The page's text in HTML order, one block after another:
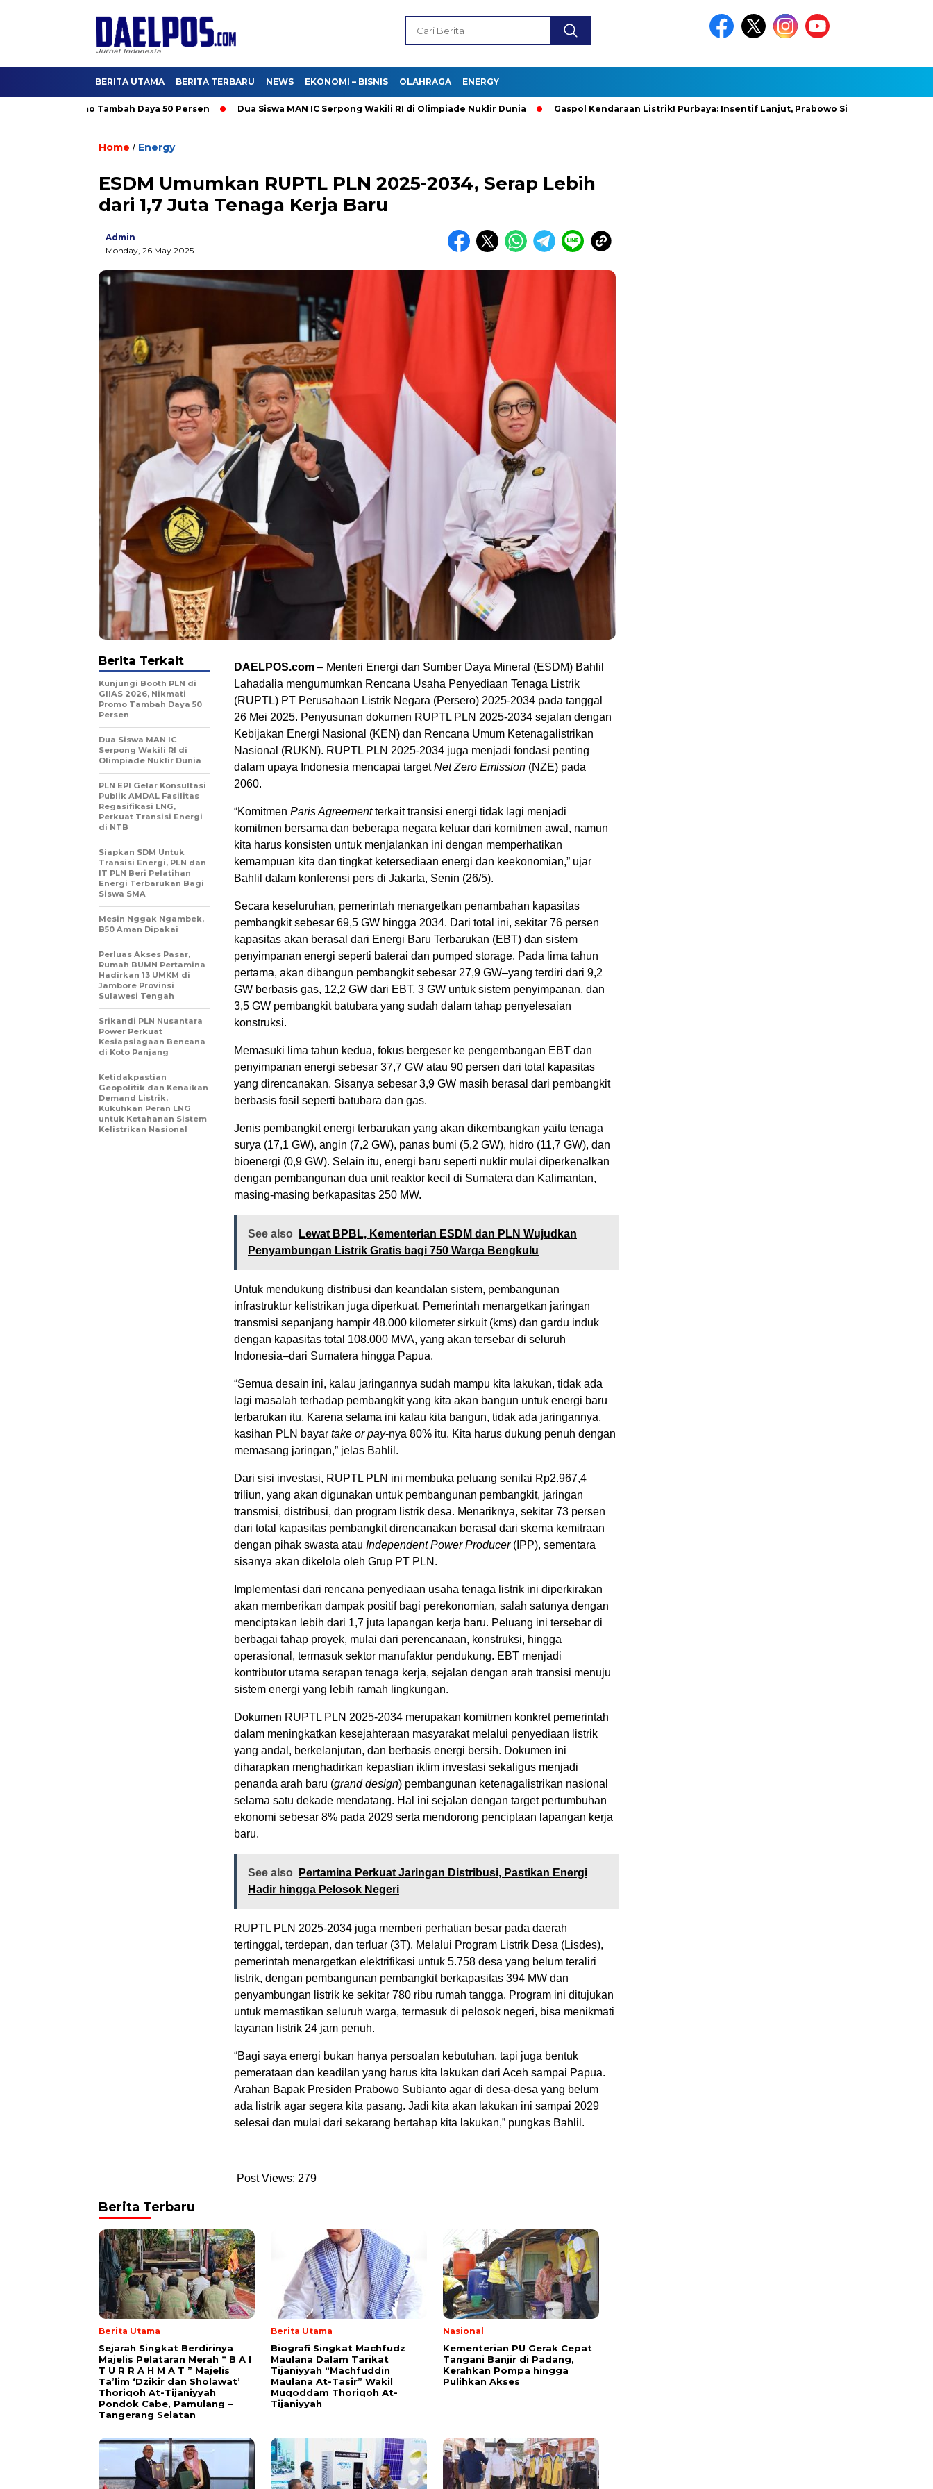
BERITA UTAMA BERITA TERBARU NEWS EKONOMI – BISNIS OLAHRAGA ENERGY
Promo Tambah Daya 50 Persen Dua Siswa MAN IC Serpong Wakili RI di Olimpiade Nuklir Dunia Gaspol Kendaraan Listrik! Purbaya: Insentif Lanjut, Prabowo Siapkan Stimulus Baru
Home / Energy
ESDM Umumkan RUPTL PLN 2025-2034, Serap Lebih
dari 1,7 Juta Tenaga Kerja Baru
Admin
Monday, 26 May 2025
DAELPOS.com – Menteri Energi dan Sumber Daya Mineral (ESDM) Bahlil
Lahadalia mengumumkan Rencana Usaha Penyediaan Tenaga Listrik
(RUPTL) PT Perusahaan Listrik Negara (Persero) 2025-2034 pada tanggal
26 Mei 2025. Penyusunan dokumen RUPTL PLN 2025-2034 sejalan dengan
Kebijakan Energi Nasional (KEN) dan Rencana Umum Ketenagalistrikan
Nasional (RUKN). RUPTL PLN 2025-2034 juga menjadi fondasi penting
dalam upaya Indonesia mencapai targetNet Zero Emission (NZE) pada
2060.
“Komitmen Paris Agreementterkait transisi energi tidak lagi menjadi
komitmen bersama dan beberapa negara keluar dari komitmen awal, namun
kita harus konsisten untuk menjalankan ini dengan memperhatikan
kemampuan kita dan tingkat ketersediaan energi dan keekonomian,” ujar
Bahlil dalam konferensi pers di Jakarta, Senin (26/5).
Secara keseluruhan, pemerintah menargetkan penambahan kapasitas
pembangkit sebesar 69,5 GW hingga 2034. Dari total ini, sekitar 76 persen
kapasitas akan berasal dari Energi Baru Terbarukan (EBT) dan sistem
penyimpanan energi seperti baterai dan pumped storage. Pada lima tahun
pertama, akan dibangun pembangkit sebesar 27,9 GW–yang terdiri dari 9,2
GW berbasis gas, 12,2 GW dari EBT, 3 GW untuk sistem penyimpanan, dan
3,5 GW pembangkit batubara yang sudah dalam tahap penyelesaian
konstruksi.
Memasuki lima tahun kedua, fokus bergeser ke pengembangan EBT dan
penyimpanan energi sebesar 37,7 GW atau 90 persen dari total kapasitas
yang direncanakan. Sisanya sebesar 3,9 GW masih berasal dari pembangkit
berbasis fosil seperti batubara dan gas.
Jenis pembangkit energi terbarukan yang akan dikembangkan yaitu tenaga
surya (17,1 GW), angin (7,2 GW), panas bumi (5,2 GW), hidro (11,7 GW), dan
bioenergi (0,9 GW). Selain itu, energi baru seperti nuklir mulai diperkenalkan
dengan pembangunan dua unit reaktor kecil di Sumatera dan Kalimantan,
masing-masing berkapasitas 250 MW.
See also
Lewat BPBL, Kementerian ESDM dan PLN Wujudkan
Penyambungan Listrik Gratis bagi 750 Warga Bengkulu
Untuk mendukung distribusi dan keandalan sistem, pembangunan
infrastruktur kelistrikan juga diperkuat. Pemerintah menargetkan jaringan
transmisi sepanjang hampir 48.000 kilometer sirkuit (kms) dan gardu induk
dengan kapasitas total 108.000 MVA, yang akan tersebar di seluruh
Indonesia–dari Sumatera hingga Papua.
“Semua desain ini, kalau jaringannya sudah mampu kita lakukan, tidak ada
lagi masalah terhadap pembangkit yang kita akan bangun untuk energi baru
terbarukan itu. Karena selama ini kalau kita bangun, tidak ada jaringannya,
kasihan PLN bayar take or pay-nya 80% itu. Kita harus dukung penuh dengan
memasang jaringan,” jelas Bahlil.
Dari sisi investasi, RUPTL PLN ini membuka peluang senilai Rp2.967,4
triliun, yang akan digunakan untuk pembangunan pembangkit, jaringan
transmisi, distribusi, dan program listrik desa. Menariknya, sekitar 73 persen
dari total kapasitas pembangkit direncanakan berasal dari skema kemitraan
dengan pihak swasta atau Independent Power Producer(IPP), sementara
sisanya akan dikelola oleh Grup PT PLN.
Implementasi dari rencana penyediaan usaha tenaga listrik ini diperkirakan
akan memberikan dampak positif bagi perekonomian, salah satunya dengan
menciptakan lebih dari 1,7 juta lapangan kerja baru. Peluang ini tersebar di
berbagai tahap proyek, mulai dari perencanaan, konstruksi, hingga
operasional, termasuk sektor manufaktur pendukung. EBT menjadi
kontributor utama serapan tenaga kerja, sejalan dengan arah transisi menuju
sistem energi yang lebih ramah lingkungan.
Dokumen RUPTL PLN 2025-2034 merupakan komitmen konkret pemerintah
dalam meningkatkan kesejahteraan masyarakat melalui penyediaan listrik
yang andal, berkelanjutan, dan berbasis energi bersih. Dokumen ini
diharapkan menghadirkan kepastian iklim investasi sekaligus menjadi
penanda arah baru (grand design) pembangunan ketenagalistrikan nasional
selama satu dekade mendatang. Hal ini sejalan dengan target pertumbuhan
ekonomi sebesar 8% pada 2029 serta mendorong penciptaan lapangan kerja
baru.
See also
Pertamina Perkuat Jaringan Distribusi, Pastikan Energi
Hadir hingga Pelosok Negeri
RUPTL PLN 2025-2034 juga memberi perhatian besar pada daerah
tertinggal, terdepan, dan terluar (3T). Melalui Program Listrik Desa (Lisdes),
pemerintah menargetkan elektrifikasi untuk 5.758 desa yang belum teraliri
listrik, dengan pembangunan pembangkit berkapasitas 394 MW dan
penyambungan listrik ke sekitar 780 ribu rumah tangga. Program ini ditujukan
untuk memastikan seluruh warga, termasuk di pelosok negeri, bisa menikmati
layanan listrik 24 jam penuh.
“Bagi saya energi bukan hanya persoalan kebutuhan, tapi juga bentuk
pemerataan dan keadilan yang harus kita lakukan dari Aceh sampai Papua.
Arahan Bapak Presiden Prabowo Subianto agar di desa-desa yang belum
ada listrik agar segera kita pasang. Jadi kita akan lakukan ini sampai 2029
selesai dan mulai dari sekarang bertahap kita lakukan,” pungkas Bahlil.
Post Views: 279
Berita Terkait
Kunjungi Booth PLN di
GIIAS 2026, Nikmati
Promo Tambah Daya 50
Persen
Dua Siswa MAN IC
Serpong Wakili RI di
Olimpiade Nuklir Dunia
PLN EPI Gelar Konsultasi
Publik AMDAL Fasilitas
Regasifikasi LNG,
Perkuat Transisi Energi
di NTB
Siapkan SDM Untuk
Transisi Energi, PLN dan
IT PLN Beri Pelatihan
Energi Terbarukan Bagi
Siswa SMA
Mesin Nggak Ngambek,
B50 Aman Dipakai
Perluas Akses Pasar,
Rumah BUMN Pertamina
Hadirkan 13 UMKM di
Jambore Provinsi
Sulawesi Tengah
Srikandi PLN Nusantara
Power Perkuat
Kesiapsiagaan Bencana
di Koto Panjang
Ketidakpastian
Geopolitik dan Kenaikan
Demand Listrik,
Kukuhkan Peran LNG
untuk Ketahanan Sistem
Kelistrikan Nasional
Berita Terbaru
Berita Utama
Sejarah Singkat Berdirinya
Majelis Pelataran Merah “ B A I
T U R R A H M A T ” Majelis
Ta’lim ‘Dzikir dan Sholawat’
Thoriqoh At-Tijaniyyah
Pondok Cabe, Pamulang –
Tangerang Selatan
Berita Utama
Biografi Singkat Machfudz
Maulana Dalam Tarikat
Tijaniyyah “Machfuddin
Maulana At-Tasir” Wakil
Muqoddam Thoriqoh At-
Tijaniyyah
Nasional
Kementerian PU Gerak Cepat
Tangani Banjir di Padang,
Kerahkan Pompa hingga
Pulihkan Akses